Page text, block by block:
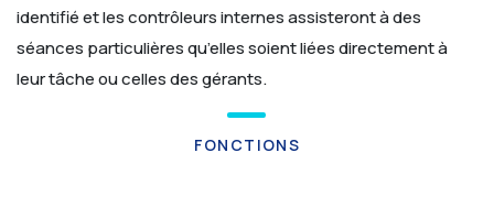
identifié et les contrôleurs internes assisteront à des
séances particulières qu’elles soient liées directement à
leur tâche ou celles des gérants.
FONCTIONS